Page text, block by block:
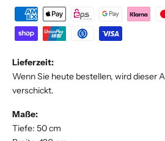
Lieferzeit:
Wenn Sie heute bestellen, wird dieser
verschickt.
Maße:
Tiefe: 50 cm